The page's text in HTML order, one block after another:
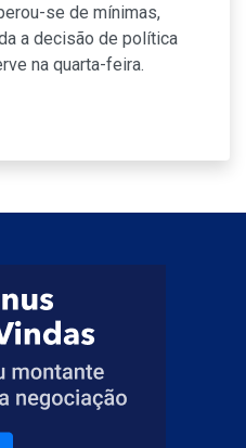
se de mínimas,
a decisão de política
na quarta-feira.